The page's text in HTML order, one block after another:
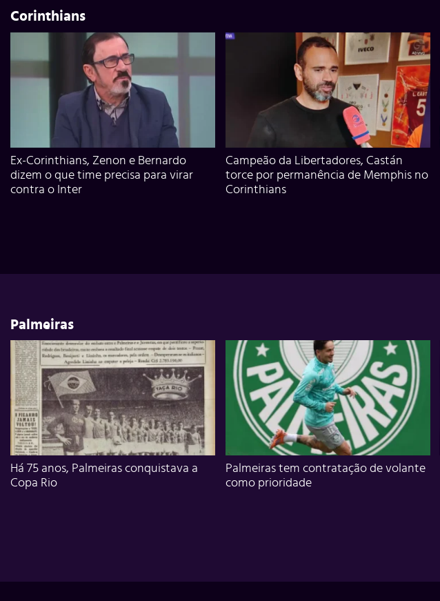
Corinthians
Ex-Corinthians, Zenon e Bernardo
dizem o que time precisa para virar
contra o Inter
Campeão da Libertadores, Castán
torce por permanência de Memphis no
Corinthians
Palmeiras
Há 75 anos, Palmeiras conquistava a
Copa Rio
Palmeiras tem contratação de volante
como prioridade